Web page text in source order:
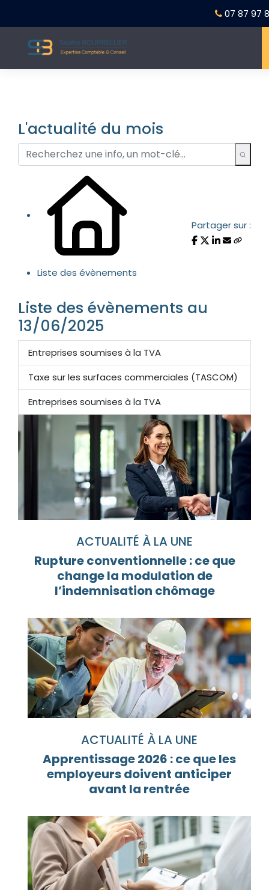
07 87 97
L'actualité du mois
Liste des évènements
Partager sur :
Liste des évènements au
13/06/2025
Entreprises soumises à la TVA
Taxe sur les surfaces commerciales (TASCOM)
Entreprises soumises à la TVA
ACTUALITÉ À LA UNE
Rupture conventionnelle : ce que
change la modulation de
l’indemnisation chômage
ACTUALITÉ À LA UNE
Apprentissage 2026 : ce que les
employeurs doivent anticiper
avant la rentrée